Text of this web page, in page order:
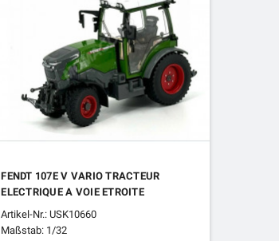
FENDT 107E V VARIO TRACTEUR
ELECTRIQUE A VOIE ETROITE
Artikel-Nr.: USK10660
Maßstab: 1/32